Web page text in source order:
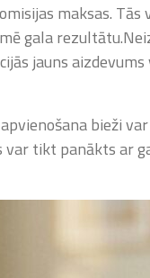
maksas.
gala
jauns
bieži
tikt panākts ar